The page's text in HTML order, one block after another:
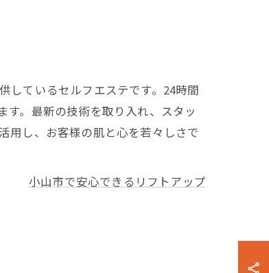
しているセルフエステです。24時間
。最新の技術を取り入れ、スタッ
用し、お客様の肌と心を若々しさで
小山市で安心できるリフトアップ